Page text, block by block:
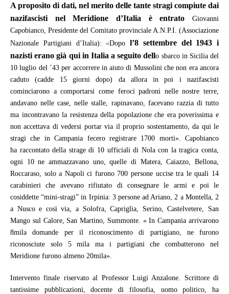
A proposito di dati, nel merito delle tante stragi compiute dai
nazifascisti nel Meridione d’Italia è entrato Giovanni
Capobianco, Presidente del Comitato provinciale A.N.P.I. (Associazione
Nazionale Partigiani d’Italia):
«Dopo l’8 settembre del 1943 i
nazisti erano già qui in Italia a seguito dello sbarco in Sicilia del
10 luglio del ’43 per accorrere in aiuto di Mussolini che non era ancora
caduto (cadde 15 giorni dopo) da allora in poi i nazifascisti
cominciarono a comportarsi come feroci padroni nelle nostre terre,
andavano nelle case, nelle stalle, rapinavano, facevano razzia di tutto
ma incontravano la resistenza della popolazione che era poverissima e
non accettava di vedersi portar via il proprio sostentamento, da qui le
stragi che in Campania fecero registrare 1700 morti». Capobianco
ha raccontato della strage di 10 ufficiali di Nola con la tragica conta,
ogni 10 ne ammazzavano uno, quelle di Matera, Caiazzo, Bellona,
Roccaraso, solo a Napoli ci furono 700 persone uccise tra le quali 14
carabinieri che avevano rifiutato di consegnare le armi e poi le
cosiddette “mini-stragi” in Irpinia: 3 persone ad Ariano, 2 a Montella, 2
a Nusco e così via, a Solofra, Capriglia, Serino, Castelvetere, San
Mango sul Calore, San Martino, Summonte. « In Campania arrivarono
8mila domande per il riconoscimento di partigiano, ne furono
riconosciute solo 5 mila ma i partigiani che combatterono nel
Meridione furono almeno 20mila».
Intervento finale riservato al Professor Luigi Anzalone. Scrittore di
tantissime pubblicazioni, docente di filosofia, uomo politico, ha